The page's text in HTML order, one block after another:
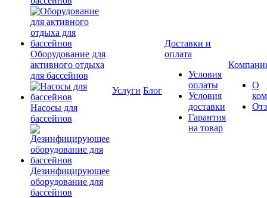
Оборудование для
активного отдыха
для бассейнов
Насосы для
бассейнов
Дезинфицирующее
оборудование для
бассейнов
Услуги Блог
Доставки и
оплата
Условия
оплаты
Условия
доставки
Гарантия
на товар
О